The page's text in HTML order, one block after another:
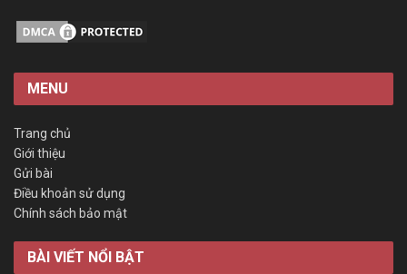
MENU
Trang chủ
Giới thiệu
Gửi bài
Điều khoản sử dụng
Chính sách bảo mật
BÀI VIẾT NỔI BẬT